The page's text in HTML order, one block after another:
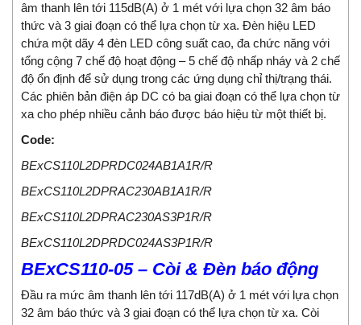
âm thanh lên tới 115dB(A) ở 1 mét với lựa chọn 32 âm báo
thức và 3 giai đoạn có thể lựa chọn từ xa. Đèn hiệu LED
chứa một dãy 4 đèn LED công suất cao, đa chức năng với
tổng cộng 7 chế độ hoạt động – 5 chế độ nhấp nháy và 2 chế
độ ổn định để sử dụng trong các ứng dụng chỉ thị/trạng thái.
Các phiên bản điện áp DC có ba giai đoạn có thể lựa chọn từ
xa cho phép nhiều cảnh báo được báo hiệu từ một thiết bị.
Code:
BExCS110L2DPRDC024AB1A1R/R
BExCS110L2DPRAC230AB1A1R/R
BExCS110L2DPRAC230AS3P1R/R
BExCS110L2DPRDC024AS3P1R/R
BExCS110-05 – Còi & Đèn báo động
Đầu ra mức âm thanh lên tới 117dB(A) ở 1 mét với lựa chọn
32 âm báo thức và 3 giai đoạn có thể lựa chọn từ xa. Còi